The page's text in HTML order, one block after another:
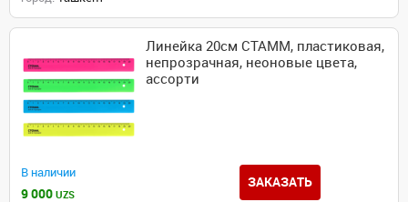
Линейка 20см СТАММ, пластиковая,
непрозрачная, неоновые цвета,
ассорти
В наличии
9 000 UZS
ЗАКАЗАТЬ